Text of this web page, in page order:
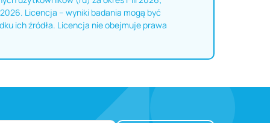
Licencja – wyniki badania mogą być
ich źródła. Licencja nie obejmuje prawa